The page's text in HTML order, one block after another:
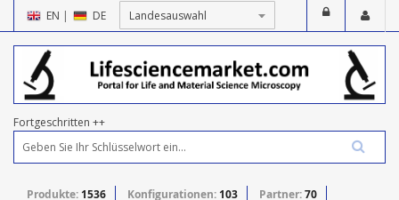
EN | DE
Fortgeschritten ++
Produkte: 1536 Konfigurationen: 103 Partner:70